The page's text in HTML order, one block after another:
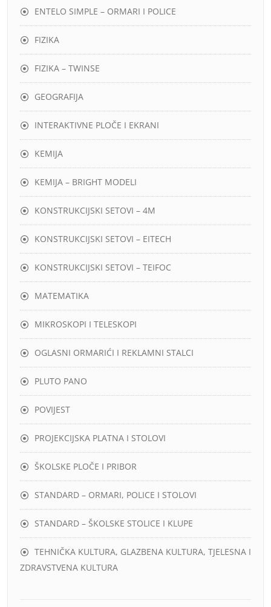
ENTELO SIMPLE – ORMARI I POLICE
FIZIKA
FIZIKA – TWINSE
GEOGRAFIJA
INTERAKTIVNE PLOČE I EKRANI
KEMIJA
KEMIJA – BRIGHT MODELI
KONSTRUKCIJSKI SETOVI – 4M
KONSTRUKCIJSKI SETOVI – EITECH
KONSTRUKCIJSKI SETOVI – TEIFOC
MATEMATIKA
MIKROSKOPI I TELESKOPI
OGLASNI ORMARIĆI I REKLAMNI STALCI
PLUTO PANO
POVIJEST
PROJEKCIJSKA PLATNA I STOLOVI
ŠKOLSKE PLOČE I PRIBOR
STANDARD – ORMARI, POLICE I STOLOVI
STANDARD – ŠKOLSKE STOLICE I KLUPE
TEHNIČKA KULTURA, GLAZBENA KULTURA, TJELESNA I
ZDRAVSTVENA KULTURA